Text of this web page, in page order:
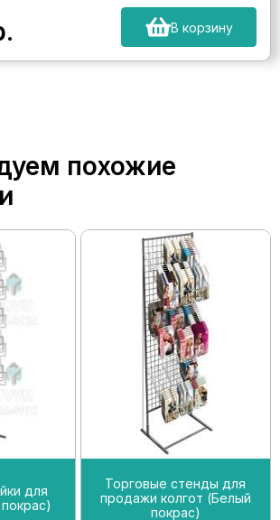
В корзину
похожие
для
Торговые стенды для
продажи колгот (Белый
покрас)